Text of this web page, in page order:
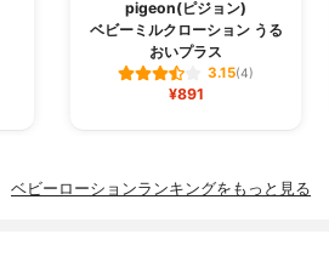
pigeon(ピジョン)
ベビーミルクローション うる
おいプラス
3.15(4)
¥891
ベビーローションランキングをもっと見る